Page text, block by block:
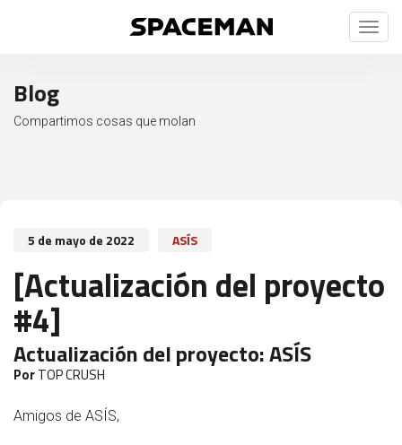
Toggle
Blog
Compartimos cosas que molan
5 de mayo de 2022 ASÍS
[Actualización del proyecto
#4]
Actualización del proyecto:ASÍS
PorTOP CRUSH
Amigos de ASÍS,